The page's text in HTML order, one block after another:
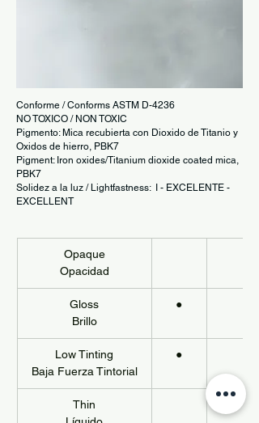
Conforme / Conforms ASTM D-4236
NO TOXICO / NON TOXIC
Pigmento: Mica recubierta con Dioxido de Titanio y
Oxidos de hierro, PBK7
Pigment: Iron oxides/Titanium dioxide coated mica,
PBK7
Solidez a la luz / Lightfastness: I - EXCELENTE -
EXCELLENT
Opaque
Opacidad
Gloss
Brillo
●
Low Tinting
Baja Fuerza Tintorial
●
Thin